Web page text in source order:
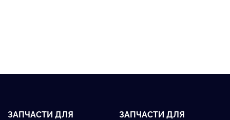
ЗАПЧАСТИ ДЛЯ ЗАПЧАСТИ ДЛЯ